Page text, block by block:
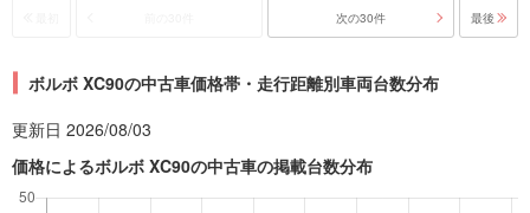
次の30件 最後
ボルボ XC90の中古車価格帯・走行距離別車両台数分布
更新日 2026/08/03
価格によるボルボ XC90の中古車の掲載台数分布